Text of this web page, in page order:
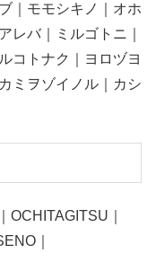
｜モモシキノ｜オホ
レバ｜ミルゴトニ｜
コトナク｜ヨロヅヨ
ミヲゾイノル｜カシ
OCHITAGITSU｜
｜